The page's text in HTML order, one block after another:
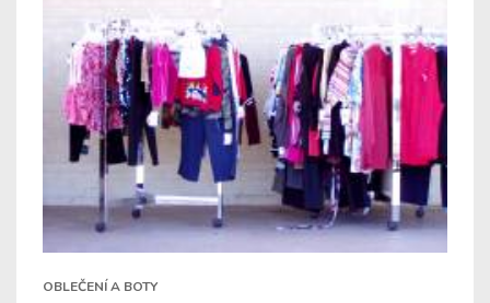
OBLEČENÍ A BOTY